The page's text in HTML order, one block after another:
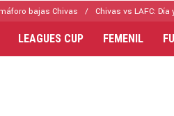
bajas Chivas Chivas vs LAFC: Día
LEAGUES CUP FEMENIL